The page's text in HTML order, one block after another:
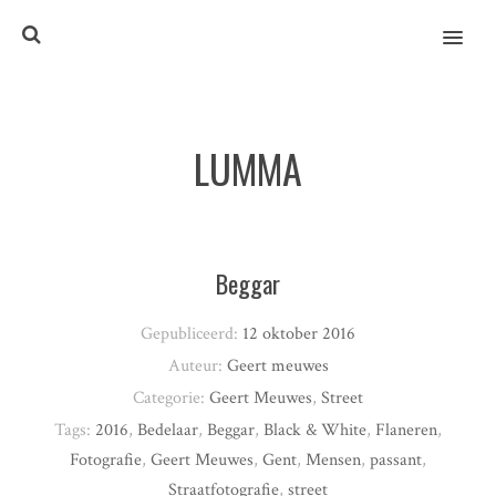
MENU
LUMMA
Beggar
Gepubliceerd: 12 oktober 2016
Auteur: Geert meuwes
Categorie: Geert Meuwes, Street
Tags: 2016, Bedelaar, Beggar, Black & White, Flaneren,
Fotografie, Geert Meuwes, Gent, Mensen, passant,
Straatfotografie, street